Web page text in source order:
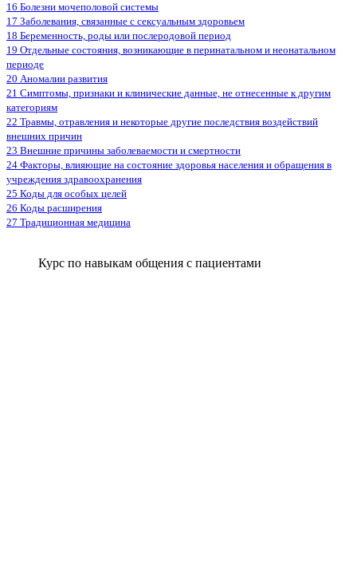
16 Болезни мочеполовой системы
17 Заболевания, связанные с сексуальным здоровьем
18 Беременность, роды или послеродовой период
19 Отдельные состояния, возникающие в перинатальном и неонатальном
периоде
20 Аномалии развития
21 Симптомы, признаки и клинические данные, не отнесенные к другим
категориям
22 Травмы, отравления и некоторые другие последствия воздействий
внешних причин
23 Внешние причины заболеваемости и смертности
24 Факторы, влияющие на состояние здоровья населения и обращения в
учреждения здравоохранения
25 Коды для особых целей
26 Коды расширения
27 Традиционная медицина
Курс по навыкам общения с пациентами